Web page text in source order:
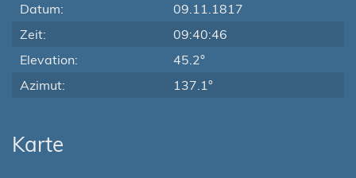
Datum:
09.11.1817
Zeit:
09:40:46
Elevation:
45.2°
Azimut:
137.1°
Karte